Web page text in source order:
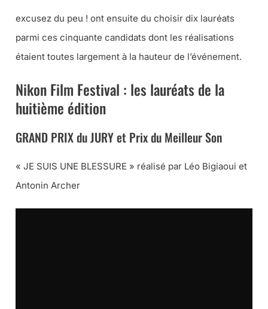
excusez du peu ! ont ensuite du choisir dix lauréats
parmi ces cinquante candidats dont les réalisations
étaient toutes largement à la hauteur de l’événement.
Nikon Film Festival : les lauréats de la
huitième édition
GRAND PRIX du JURY et Prix du Meilleur Son
« JE SUIS UNE BLESSURE » réalisé par Léo Bigiaoui et
Antonin Archer